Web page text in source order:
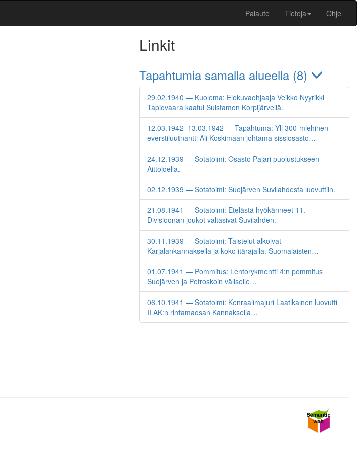
Palaute Tietoja Ohje
Linkit
Tapahtumia samalla alueella (8)
29.02.1940 — Kuolema: Elokuvaohjaaja Veikko Nyyrikki
Tapiovaara kaatui Suistamon Korpijärvellä.
12.03.1942–13.03.1942 — Tapahtuma: Yli 300-miehinen
everstiluutnantti Ali Koskimaan johtama sissiosasto…
24.12.1939 — Sotatoimi: Osasto Pajari puolustukseen
Aittojoella.
02.12.1939 — Sotatoimi: Suojärven Suvilahdesta luovuttiin.
21.08.1941 — Sotatoimi: Etelästä hyökänneet 11.
Divisioonan joukot valtasivat Suvilahden.
30.11.1939 — Sotatoimi: Taistelut alkoivat
Karjalankannaksella ja koko itärajalla. Suomalaisten…
01.07.1941 — Pommitus: Lentorykmentti 4:n pommitus
Suojärven ja Petroskoin väliselle…
06.10.1941 — Sotatoimi: Kenraalimajuri Laatikainen luovutti
II AK:n rintamaosan Kannaksella…